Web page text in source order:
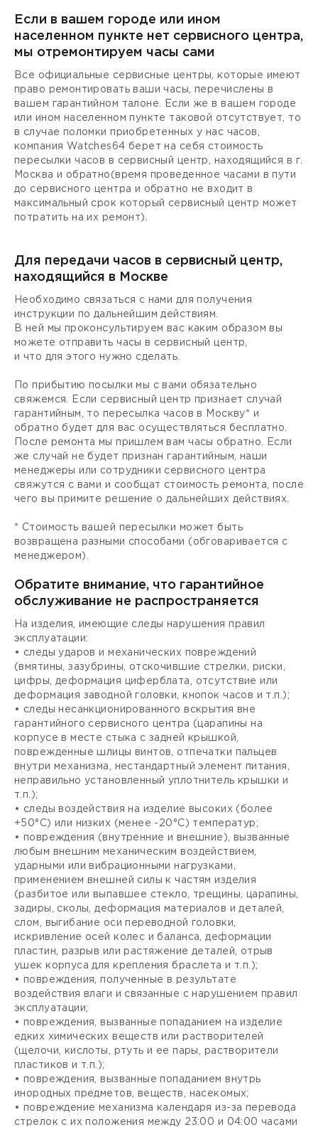
Если в вашем городе или ином
населенном пункте нет сервисного центра,
мы отремонтируем часы сами
Все официальные сервисные центры, которые имеют
право ремонтировать ваши часы, перечислены в
вашем гарантийном талоне. Если же в вашем городе
или ином населенном пункте таковой отсутствует, то
в случае поломки приобретенных у нас часов,
компания Watches64 берет на себя стоимость
пересылки часов в сервисный центр, находящийся в г.
Москва и обратно(время проведенное часами в пути
до сервисного центра и обратно не входит в
максимальный срок который сервисный центр может
потратить на их ремонт).
Для передачи часов в сервисный центр,
находящийся в Москве
Необходимо связаться с нами для получения
инструкции по дальнейшим действиям.
В ней мы проконсультируем вас каким образом вы
можете отправить часы в сервисный центр,
и что для этого нужно сделать.
По прибытию посылки мы с вами обязательно
свяжемся. Если сервисный центр признает случай
гарантийным, то пересылка часов в Москву* и
обратно будет для вас осуществляться бесплатно.
После ремонта мы пришлем вам часы обратно. Если
же случай не будет признан гарантийным, наши
менеджеры или сотрудники сервисного центра
свяжутся с вами и сообщат стоимость ремонта, после
чего вы примите решение о дальнейших действиях.
* Стоимость вашей пересылки может быть
возвращена разными способами (обговаривается с
менеджером).
Обратите внимание, что гарантийное
обслуживание не распространяется
На изделия, имеющие следы нарушения правил
эксплуатации:
• следы ударов и механических повреждений
(вмятины, зазубрины, отскочившие стрелки, риски,
цифры, деформация циферблата, отсутствие или
деформация заводной головки, кнопок часов и т.п.);
• следы несанкционированного вскрытия вне
гарантийного сервисного центра (царапины на
корпусе в месте стыка с задней крышкой,
поврежденные шлицы винтов, отпечатки пальцев
внутри механизма, нестандартный элемент питания,
неправильно установленный уплотнитель крышки и
т.п.);
• следы воздействия на изделие высоких (более
+50°С) или низких (менее -20°С) температур;
• повреждения (внутренние и внешние), вызванные
любым внешним механическим воздействием,
ударными или вибрационными нагрузками,
применением внешней силы к частям изделия
(разбитое или выпавшее стекло, трещины, царапины,
задиры, сколы, деформация материалов и деталей,
слом, выгибание оси переводной головки,
искривление осей колес и баланса, деформации
пластин, разрыв или растяжение деталей, отрыв
ушек корпуса для крепления браслета и т.п.);
• повреждения, полученные в результате
воздействия влаги и связанные с нарушением правил
эксплуатации;
• повреждения, вызванные попаданием на изделие
едких химических веществ или растворителей
(щелочи, кислоты, ртуть и ее пары, растворители
пластиков и т.п.);
• повреждения, вызванные попаданием внутрь
инородных предметов, веществ, насекомых;
• повреждение механизма календаря из-за перевода
стрелок с их положения между 23:00 и 04:00 часами